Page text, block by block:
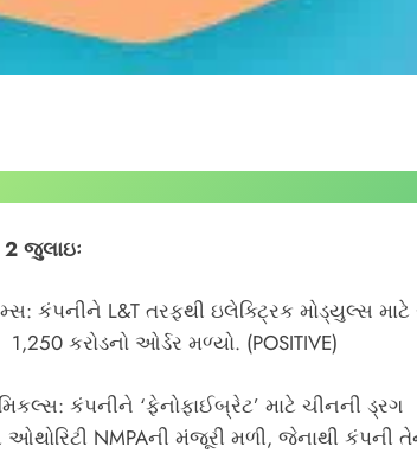
જુલાઇઃ
કંપનીને L&T તરફથી ઇલેક્ટ્રિક મોડ્યુલ્સ
1,250 કરોડનો ઓર્ડર મળ્યો. (POSITIVE)
કંપનીને ‘ફેનોફાઈબ્રેટ’ માટે ચીનની ડ્રગ
ઓથોરિટી NMPAની મંજૂરી મળી, જેનાથી કંપની